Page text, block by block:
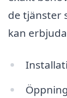
de tjänster
kan